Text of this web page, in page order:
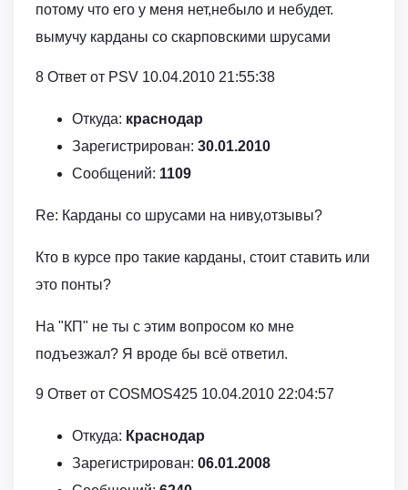
потому что его у меня нет,небыло и небудет.
вымучу карданы со скарповскими шрусами
8 Ответ от PSV 10.04.2010 21:55:38
Откуда: краснодар
Зарегистрирован: 30.01.2010
Сообщений: 1109
Re: Карданы со шрусами на ниву,отзывы?
Кто в курсе про такие карданы, стоит ставить или
это понты?
На "КП" не ты с этим вопросом ко мне
подъезжал? Я вроде бы всё ответил.
9 Ответ от COSMOS425 10.04.2010 22:04:57
Откуда: Краснодар
Зарегистрирован: 06.01.2008